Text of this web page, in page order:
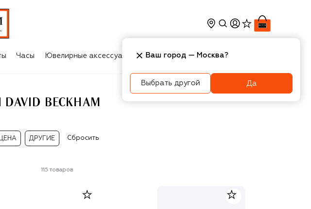
Часы Ювелирные аксессуары Косметика Интерьер
BECKHAM
ЦЕНА ДРУГИЕ Сбросить
115 товаров
Ваш город — Москва?
Выбрать другой Да